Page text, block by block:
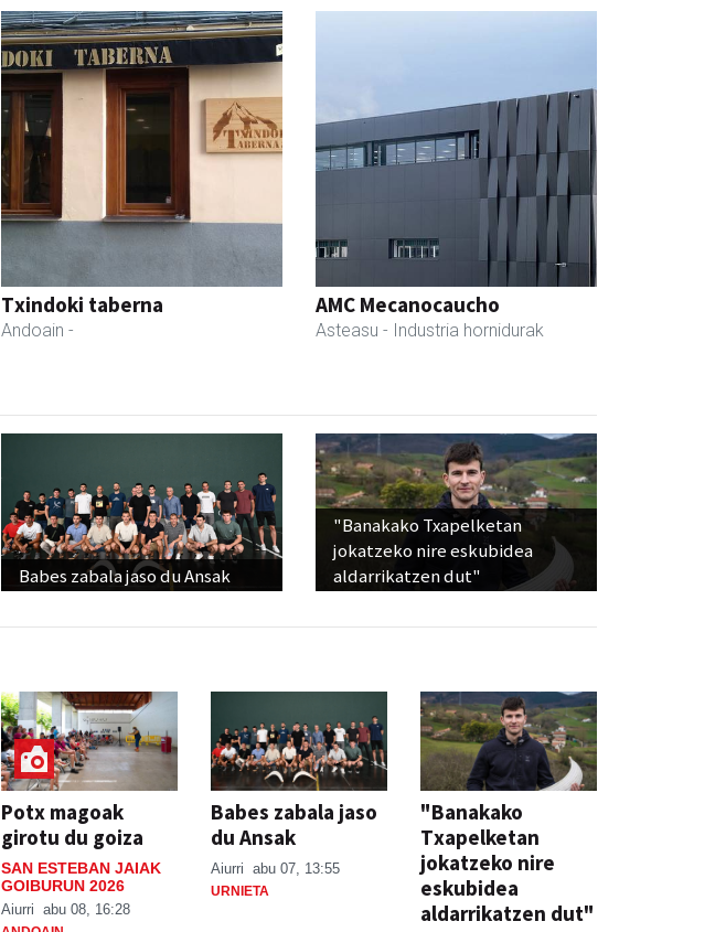
Txindoki taberna
Andoain -
AMC Mecanocaucho
Asteasu - Industria hornidurak
Babes zabala jaso du Ansak
"Banakako Txapelketan
jokatzeko nire eskubidea
aldarrikatzen dut"
Potx magoak
girotu du goiza
SAN ESTEBAN JAIAK
GOIBURUN 2026
Aiurri abu 08, 16:28
Babes zabala jaso
du Ansak
Aiurri abu 07, 13:55
URNIETA
"Banakako
Txapelketan
jokatzeko nire
eskubidea
aldarrikatzen dut"